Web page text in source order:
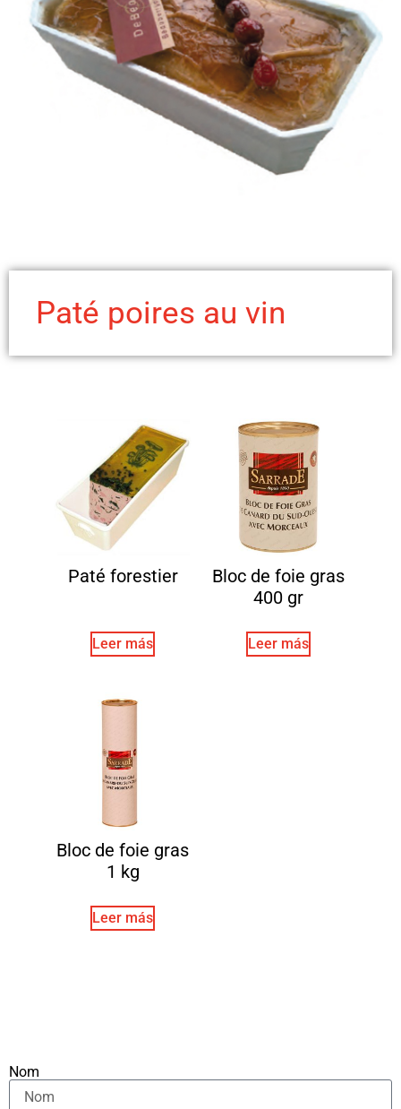
Paté poires au vin
Paté forestier
Leer más
Bloc de foie gras
400 gr
Leer más
Bloc de foie gras
1 kg
Leer más
Nom